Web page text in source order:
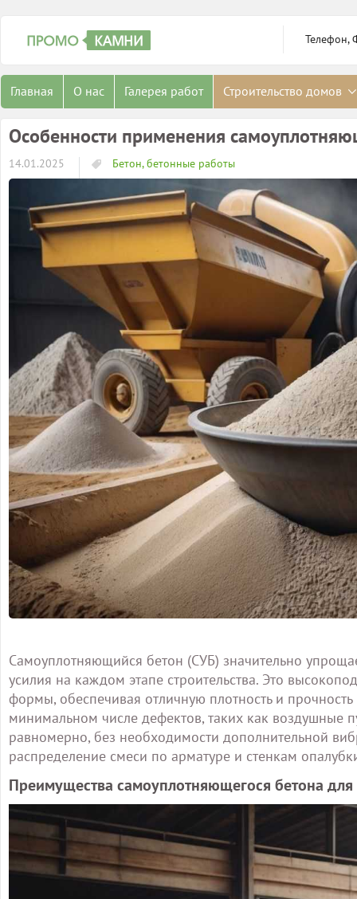
Телефон,
Главная О нас Галерея работ Строительство домов
Особенности применения
14.01.2025 Бетон, бетонные работы
Самоуплотняющийся бетон (СУБ) значительно
усилия на каждом этапе строительства. Это
формы, обеспечивая отличную плотность и
минимальном числе дефектов, таких как воздушные
равномерно, без необходимости дополнительной
распределение смеси по арматуре и стенкам
Преимущества самоуплотняющегося бетона